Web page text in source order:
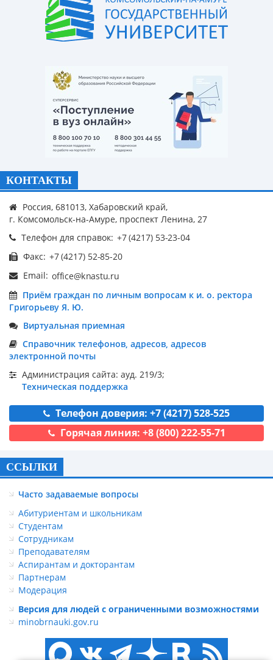
КОНТАКТЫ
Россия, 681013, Хабаровский край,
г. Комсомольск-на-Амуре, проспект Ленина, 27
Телефон для справок:
Факс:
Email:
Приём граждан по личным вопросам к и. о. ректора
Григорьеву Я. Ю.
Виртуальная приемная
Справочник телефонов, адресов, адресов
электронной почты
Администрация сайта: ауд. 219/3;
Техническая поддержка
Телефон доверия: +7 (4217) 528-525
Горячая линия: +8 (800) 222-55-71
ССЫЛКИ
Часто задаваемые вопросы
Абитуриентам и школьникам
Студентам
Сотрудникам
Преподавателям
Аспирантам и докторантам
Партнерам
Модерация
Версия для людей с ограниченными возможностями
minobrnauki.gov.ru